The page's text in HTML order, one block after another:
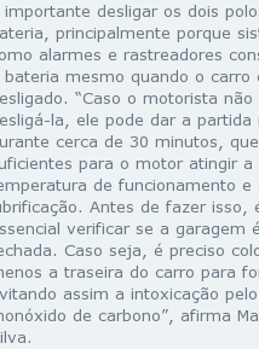
importante desligar os dois
principalmente porque
alarmes e rastreadores
bateria mesmo quando o carro
“Caso o motorista não
la, ele pode dar a partida
cerca de 30 minutos,
para o motor atingir a
de funcionamento e
Antes de fazer isso,
verificar se a garagem é
Caso seja, é preciso
a traseira do carro para
assim a intoxicação pelo
de carbono”, afirma